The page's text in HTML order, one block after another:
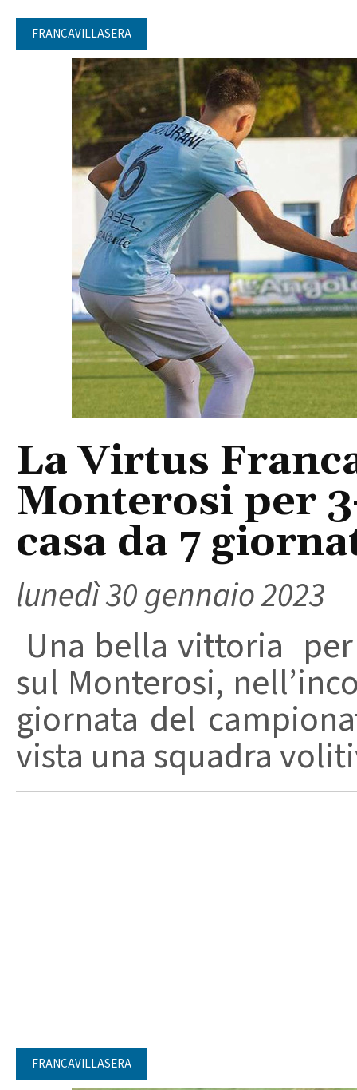
FRANCAVILLASERA
La Virtus
Monterosi per
casa da 7
lunedì 30 gennaio 2023
Una bella vittoria
sul Monterosi,
giornata del
vista una squadra
FRANCAVILLASERA